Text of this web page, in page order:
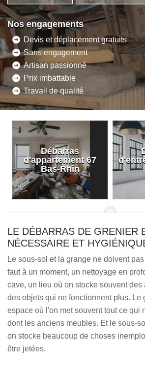
Nos engagements
Devis et déplacement gratuits
Sans engagement
Artisan passionné
Prix imbattable
Travail de qualité
Débarras
d'appartement 67
Bas-Rhin
LE DÉBARRAS DE GRENIER
NÉCESSAIRE ET
Le sous-sol et la grange ne doivent pas
faut à un moment, un nettoyage en
cave, un lieu où on stocke souvent des
des objets qui ne fonctionnent plus. Le
espace où l'on met souvent tout ce qui
dont les anciens meubles. Et le sous-
on stocke beaucoup de choses
être jetées.